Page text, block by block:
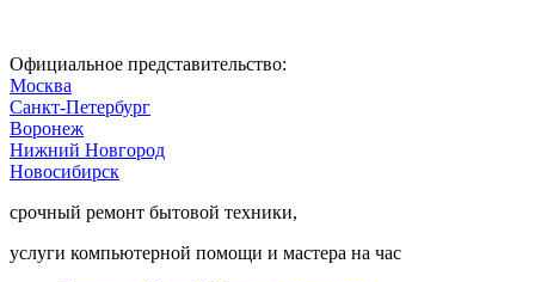
Официальное представительство:
Москва
Санкт-Петербург
Воронеж
Нижний Новгород
Новосибирск
срочный ремонт бытовой техники,
услуги компьютерной помощи и мастера на час